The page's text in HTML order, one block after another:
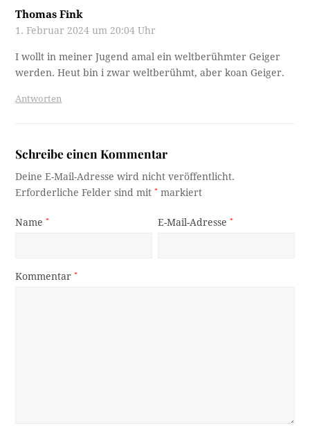
Thomas Fink
1. Februar 2024 um 20:04 Uhr
I wollt in meiner Jugend amal ein weltberühmter Geiger
werden. Heut bin i zwar weltberühmt, aber koan Geiger.
Antworten
Schreibe einen Kommentar
Deine E-Mail-Adresse wird nicht veröffentlicht.
Erforderliche Felder sind mit* markiert
Name* E-Mail-Adresse*
Kommentar*